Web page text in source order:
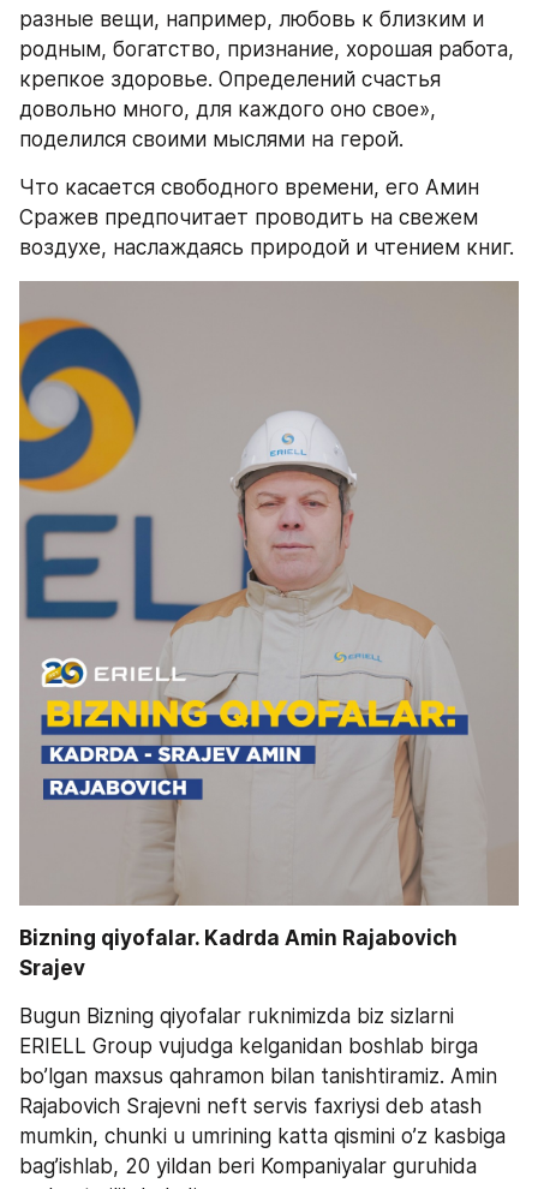
разные вещи, например, любовь к близким и
родным, богатство, признание, хорошая работа,
крепкое здоровье. Определений счастья
довольно много, для каждого оно свое»,
поделился своими мыслями на герой.
Что касается свободного времени, его Амин
Сражев предпочитает проводить на свежем
воздухе, наслаждаясь природой и чтением книг.
Bizning qiyofalar. Kadrda Amin Rajabovich
Srajev
Bugun Bizning qiyofalar ruknimizda biz sizlarni
ERIELL Group vujudga kelganidan boshlab birga
bo’lgan maxsus qahramon bilan tanishtiramiz. Amin
Rajabovich Srajevni neft servis faxriysi deb atash
mumkin, chunki u umrining katta qismini o’z kasbiga
bag’ishlab, 20 yildan beri Kompaniyalar guruhida